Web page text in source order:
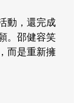
動，還完成
。邵健容笑
而是重新擁